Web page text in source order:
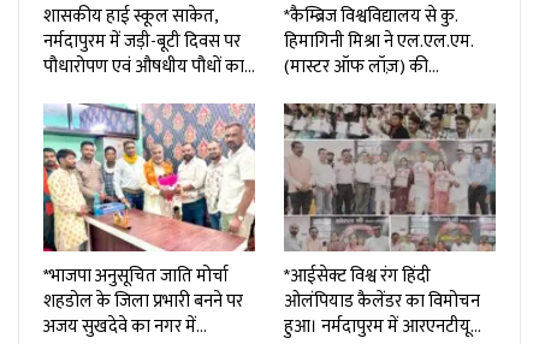
शासकीय हाई स्कूल साकेत,
नर्मदापुरम में जड़ी-बूटी दिवस पर
पौधारोपण एवं औषधीय पौधों का…
*कैम्ब्रिज विश्वविद्यालय से कु.
हिमागिनी मिश्रा ने एल.एल.एम.
(मास्टर ऑफ लॉज़) की…
*भाजपा अनुसूचित जाति मोर्चा
शहडोल के जिला प्रभारी बनने पर
अजय सुखदेवे का नगर में…
*आईसेक्ट विश्व रंग हिंदी
ओलंपियाड कैलेंडर का विमोचन
हुआ। नर्मदापुरम में आरएनटीयू…